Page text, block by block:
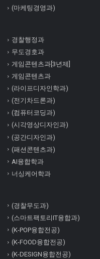
(마케팅경영과)
경찰행정과
무도경호과
게임콘텐츠과[3년제]
게임콘텐츠과
(라이프디자인학과)
(전기차드론과)
(컴퓨터코딩과)
(시각영상디자인과)
(공간디자인과)
(패션콘텐츠과)
AI융합학과
너싱케어학과
(경찰무도과)
(스마트팩토리IT융합과)
(K-POP융합전공)
(K-FOOD융합전공)
(K-DESIGN융합전공)